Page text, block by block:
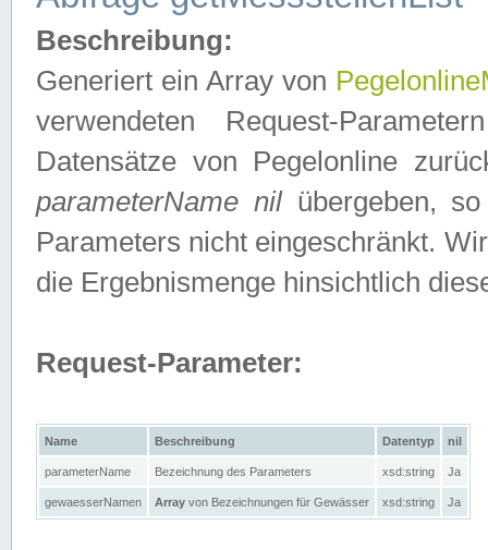
Beschreibung:
Generiert ein Array von
verwendeten Request-
Datensätze von Pegelonline
parameterName nilübergeben, so
Parameters nicht eingeschränkt.
die Ergebnismenge hinsichtlich
Request-Parameter:
Name Beschreibung Datentyp nil
parameterName Bezeichnung des Parameters xsd:string Ja
gewaesserNamen Array von Bezeichnungen für Gewässer xsd:string Ja